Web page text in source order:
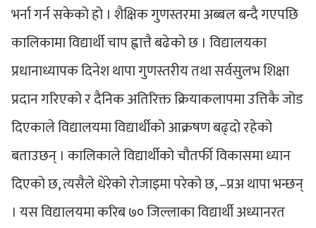
भर्ना गर्न सकेको हो । शैक्षिक गुणस्तरमा अब्बल बन्दै गएपछि
कालिकामा विद्यार्थी चाप ह्वात्तै बढेको छ । विद्यालयका
प्रधानाध्यापक दिनेश थापा गुणस्तरीय तथा सर्वसुलभ शिक्षा
प्रदान गरिएको र दैनिक अतिरिक्त क्रियाकलापमा उत्तिकै जोड
दिएकाले विद्यालयमा विद्यार्थीको आक्रषण बढ्दो रहेको
बताउछन् । कालिकाले विद्यार्थीको चौतर्फी विकासमा ध्यान
दिएको छ, त्यसैले धेरेको रोजाइमा परेको छ, –प्रअ थापा भन्छन्
। यस विद्यालयमा करिब ७० जिल्लाका विद्यार्थी अध्यानरत